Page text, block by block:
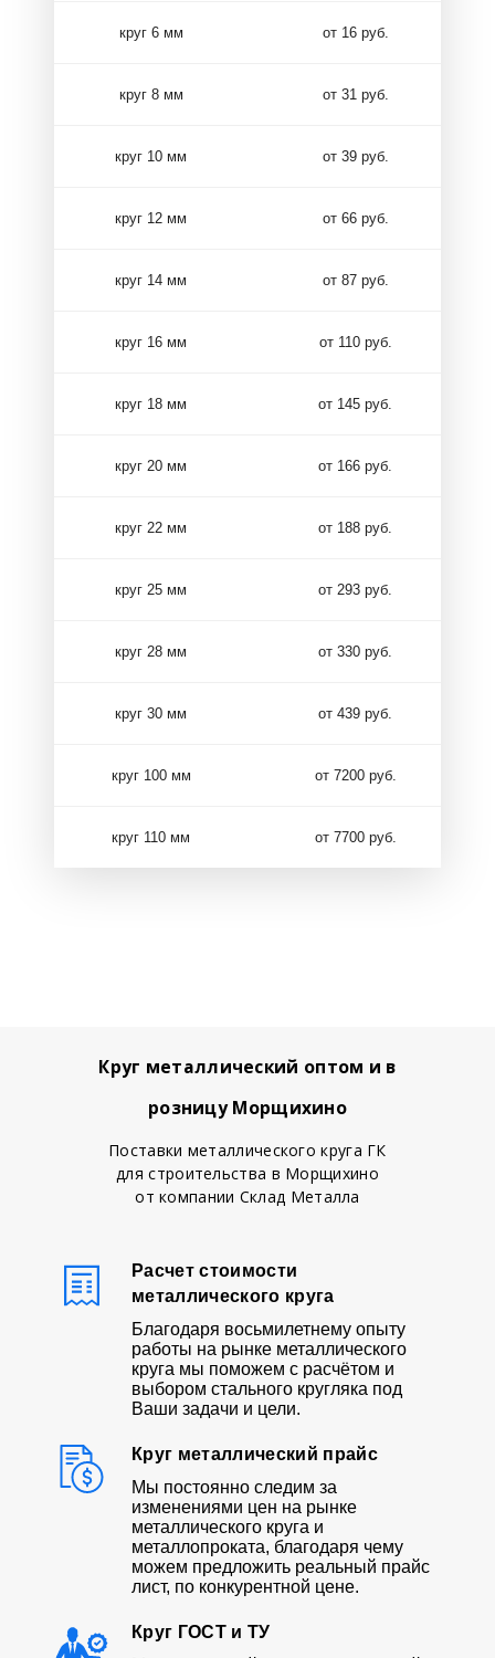
круг 6 мм от 16 руб.
круг 8 мм от 31 руб.
круг 10 мм от 39 руб.
круг 12 мм от 66 руб.
круг 14 мм от 87 руб.
круг 16 мм от 110 руб.
круг 18 мм от 145 руб.
круг 20 мм от 166 руб.
круг 22 мм от 188 руб.
круг 25 мм от 293 руб.
круг 28 мм от 330 руб.
круг 30 мм от 439 руб.
круг 100 мм от 7200 руб.
круг 110 мм от 7700 руб.
Круг металлический оптом и в
розницу Морщихино
Поставки металлического круга ГК
для строительства в Морщихино
от компании Склад Металла
Расчет стоимости
металлического круга
Благодаря восьмилетнему опыту
работы на рынке металлического
круга мы поможем с расчётом и
выбором стального кругляка под
Ваши задачи и цели.
Круг металлический прайс
Мы постоянно следим за
изменениями цен на рынке
металлического круга и
металлопроката, благодаря чему
можем предложить реальный прайс
лист, по конкурентной цене.
Круг ГОСТ и ТУ